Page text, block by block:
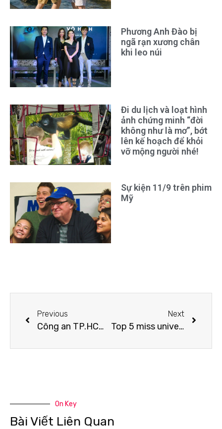
Phương Anh Đào bị
ngã rạn xương chân
khi leo núi
Đi du lịch và loạt hình
ảnh chứng minh “đời
không như là mơ”, bớt
lên kế hoạch để khỏi
vỡ mộng người nhé!
Sự kiện 11/9 trên phim
Mỹ
Previous
Công an TP.HCM khám xét nơi ở của 4 nữ tiếp viên Vietnam Airlines
Next
Top 5 miss universe Hương Ly nhận lời mời của Kelbin Phạm tranning cho học viên tại Kelbin Model Kids
On Key
Bài Viết Liên Quan